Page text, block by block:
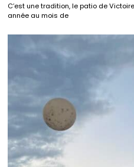
C’est une tradition, le patio de
année au mois de